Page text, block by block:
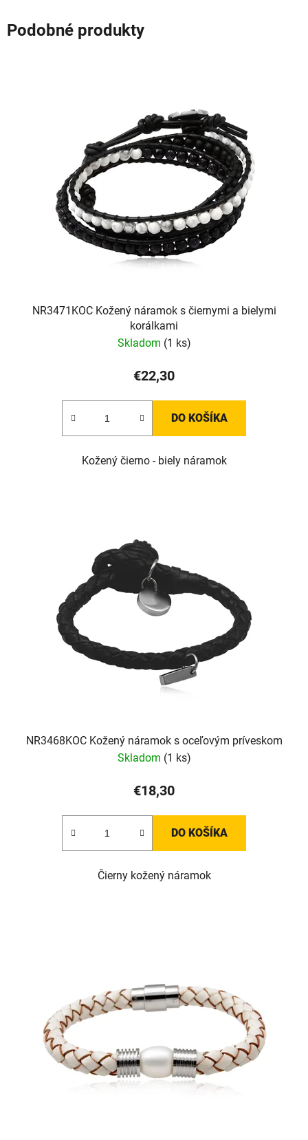
Podobné produkty
NR3471KOC Kožený náramok s čiernymi a bielymi
korálkami
Skladom (1 ks)
€22,30
DO KOŠÍKA
Kožený čierno - biely náramok
NR3468KOC Kožený náramok s oceľovým príveskom
Skladom (1 ks)
€18,30
DO KOŠÍKA
Čierny kožený náramok